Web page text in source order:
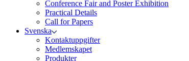
Conference Fair and Poster Exhibition
Practical Details
Call for Papers
Svenska
Kontaktuppgifter
Medlemskapet
Produkter